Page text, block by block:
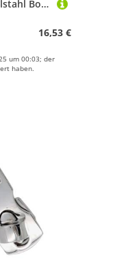
Sosoport 4 Stück Edelstahl Boot Seilklemme Haken Robuste Korrosionsbeständige Klampe für Fahnenmasten Jalousien und Bootstaue Präzise Verarbeitung für Sicheren Halt bei Wasser und
16,53 €
um 00:03; der
haben.